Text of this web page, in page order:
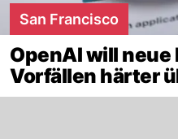
San Francisco
OpenAI will neue
Vorfällen härter